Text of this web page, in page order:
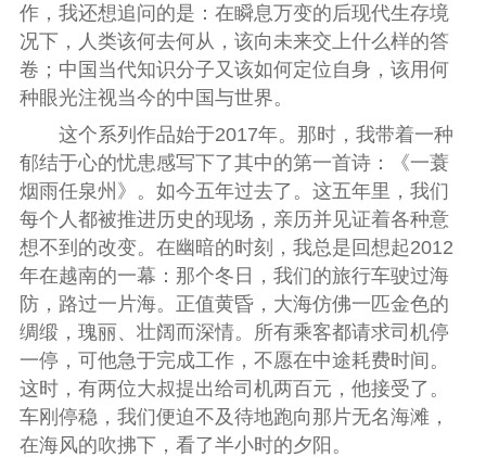
作，我还想追问的是：在瞬息万变的后现代生存境
况下，人类该何去何从，该向未来交上什么样的答
卷；中国当代知识分子又该如何定位自身，该用何
种眼光注视当今的中国与世界。
这个系列作品始于2017年。那时，我带着一种
郁结于心的忧患感写下了其中的第一首诗：《一蓑
烟雨任泉州》。如今五年过去了。这五年里，我们
每个人都被推进历史的现场，亲历并见证着各种意
想不到的改变。在幽暗的时刻，我总是回想起2012
年在越南的一幕：那个冬日，我们的旅行车驶过海
防，路过一片海。正值黄昏，大海仿佛一匹金色的
绸缎，瑰丽、壮阔而深情。所有乘客都请求司机停
一停，可他急于完成工作，不愿在中途耗费时间。
这时，有两位大叔提出给司机两百元，他接受了。
车刚停稳，我们便迫不及待地跑向那片无名海滩，
在海风的吹拂下，看了半小时的夕阳。